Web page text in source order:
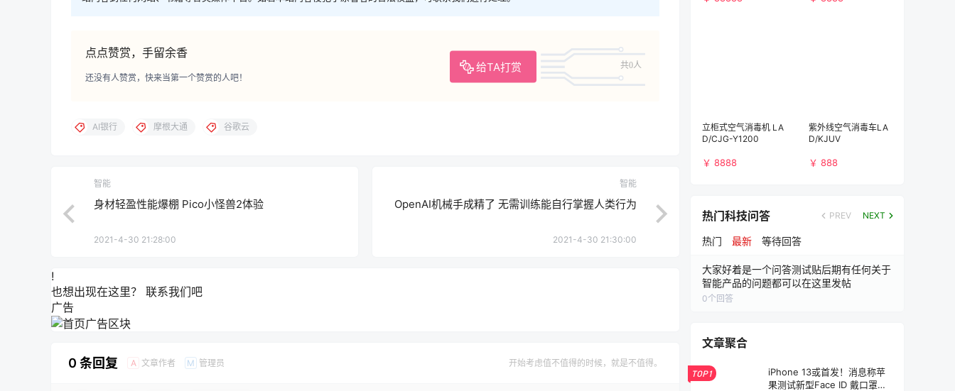
点点赞赏，手留余香
给TA打赏 共0人
还没有人赞赏，快来当第一个赞赏的人吧！
AI银行 摩根大通 谷歌云
智能
身材轻盈性能爆棚 Pico小怪兽2体验
2021-4-30 21:28:00
智能
OpenAI机械手成精了 无需训练能自行掌握人类行为
2021-4-30 21:30:00
!
也想出现在这里？ 联系我们吧
广告
0 条回复 A 文章作者 M 管理员 开始考虑值不值得的时候，就是不值得。
立柜式空气消毒机 LA
D/CJG-Y1200
￥ 8888
紫外线空气消毒车LA
D/KJUV
￥ 888
热门科技问答 PREV NEXT
热门 最新 等待回答
大家好着是一个问答测试贴后期有任何关于
智能产品的问题都可以在这里发帖
0个回答
文章聚合
TOP1
iPhone 13或首发！消息称苹
果测试新型Face ID 戴口罩也